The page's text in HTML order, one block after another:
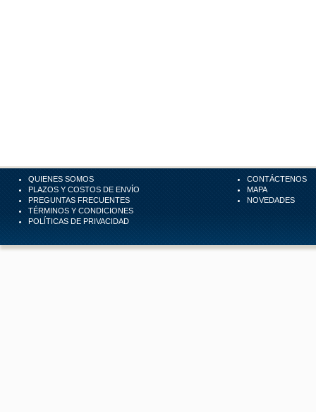
QUIENES SOMOS
PLAZOS Y COSTOS DE ENVÍO
PREGUNTAS FRECUENTES
TÉRMINOS Y CONDICIONES
POLÍTICAS DE PRIVACIDAD
CONTÁCTENOS
MAPA
NOVEDADES